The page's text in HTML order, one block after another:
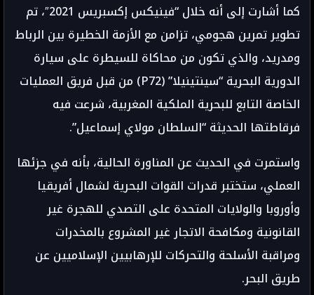
كما أشارت إلى أنه خلال “فينيكس إكسبريس 2021″، تم
تطوير تمرين هجومي، تزامن مع الأزمة الخطيرة بين الرباط
ومدريد، والذي تكون من محاكاة للسيطرة على سيارة
الدورية البحرية “سينتينيلا” (P72) من قبل فريق العمليات
الخاصة التابع للبحرية الملكية المغربية، شرعت فيه
فرقاطتها الحديثة “السلطان مولاي إسماعيل”.
واستمرت في الحديث عن المناورة الحالية، بأنه في جزئها
العملي، ستختبر قدرات القوات البحرية لشمال أفريقيا
وأوروبا والولايات المتحدة على التصدي للهجرة غير
القانونية ومكافحة الاتجار غير المشروع بالمخدرات
ومراقبة الأسلحة والتحركات للإرهابيين الإسلاميين عن
طريق البحر.